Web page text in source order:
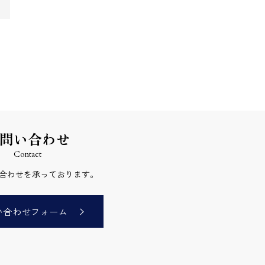
い合わせ
Contact
わせを承っております。
合わせフォーム